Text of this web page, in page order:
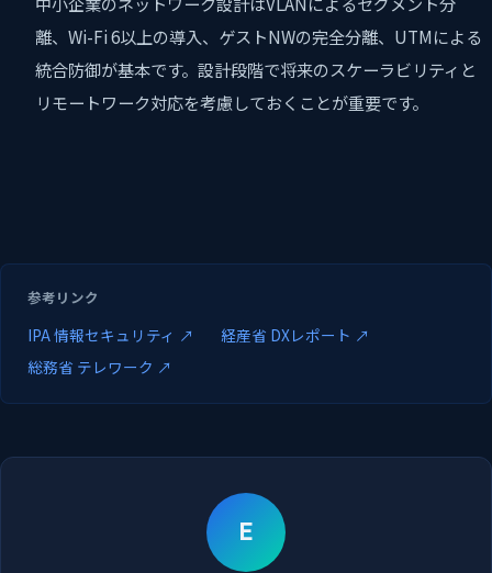
離、Wi-Fi 6以上の導入、ゲストNWの完全分離、UTMによる
統合防御が基本です。設計段階で将来のスケーラビリティと
リモートワーク対応を考慮しておくことが重要です。
参考リンク
IPA 情報セキュリティ ↗
経産省 DXレポート ↗
総務省 テレワーク ↗
E